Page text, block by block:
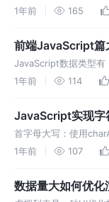
的方式有哪些？
pop()：删除数组中的
定的元素，使其成为新
1年前 165
前端JavaScript篇
数据类型，它们的
JavaScript数据类型有
Boolean、Number、
1年前 114
JavaScript实现字
转字符串、获取用
首字母大写：使用
法将字符串的首字母转
翻转数组，然后再用
1年前 107
数据量大如何优